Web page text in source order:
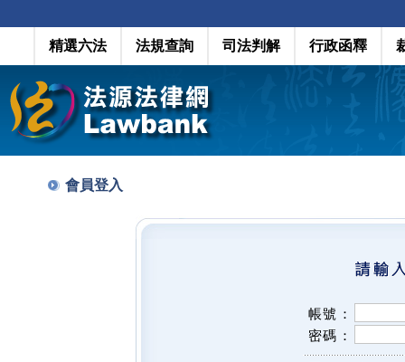
精選六法 法規查詢 司法判解 行政函釋
會員登入
帳號：
密碼：